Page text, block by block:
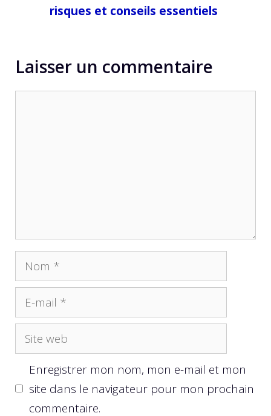
risques et conseils essentiels
Laisser un commentaire
Nom
mail
Site
web
Enregistrer mon nom, mon e-mail et mon
site dans le navigateur pour mon prochain
commentaire.